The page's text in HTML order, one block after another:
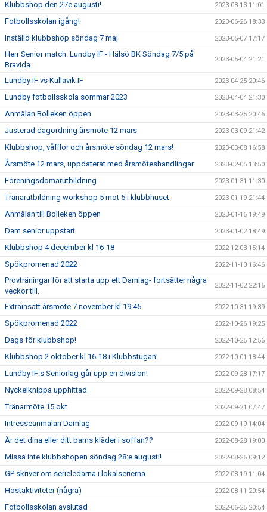
Klubbshop den 27e augusti! 2023-08-13 11:01
Fotbollsskolan igång! 2023-06-26 18:33
Inställd klubbshop söndag 7 maj 2023-05-07 17:17
Herr Senior match: Lundby IF - Hälsö BK Söndag 7/5 på
Bravida
2023-05-04 21:21
Lundby IF vs Kullavik IF 2023-04-25 20:46
Lundby fotbollsskola sommar 2023 2023-04-04 21:30
Anmälan Bolleken öppen 2023-03-25 20:46
Justerad dagordning årsmöte 12 mars 2023-03-09 21:42
Klubbshop, våfflor och årsmöte söndag 12 mars! 2023-03-08 16:58
Årsmöte 12 mars, uppdaterat med årsmöteshandlingar 2023-02-05 13:50
Föreningsdomarutbildning 2023-01-31 11:30
Tränarutbildning workshop 5 mot 5 i klubbhuset 2023-01-19 21:44
Anmälan till Bolleken öppen 2023-01-16 19:49
Dam senior uppstart 2023-01-02 18:49
Klubbshop 4 december kl 16-18 2022-12-03 15:14
Spökpromenad 2022 2022-11-10 16:46
Provträningar för att starta upp ett Damlag- fortsätter några
veckor till.
2022-11-02 22:16
Extrainsatt årsmöte 7 november kl 19:45 2022-10-31 19:39
Spökpromenad 2022 2022-10-26 19:25
Dags för klubbshop! 2022-10-25 12:56
Klubbshop 2 oktober kl 16-18 i Klubbstugan! 2022-10-01 18:44
Lundby IF:s Seniorlag går upp en division! 2022-09-28 17:17
Nyckelknippa upphittad 2022-09-28 08:54
Tränarmöte 15 okt 2022-09-21 07:47
Intresseanmälan Damlag 2022-09-19 14:04
Är det dina eller ditt barns kläder i soffan?? 2022-08-28 19:00
Missa inte klubbshopen söndag 28:e augusti! 2022-08-26 09:12
GP skriver om serieledarna i lokalserierna 2022-08-19 11:04
Höstaktiviteter (några) 2022-08-11 20:54
Fotbollsskolan avslutad 2022-06-25 20:54